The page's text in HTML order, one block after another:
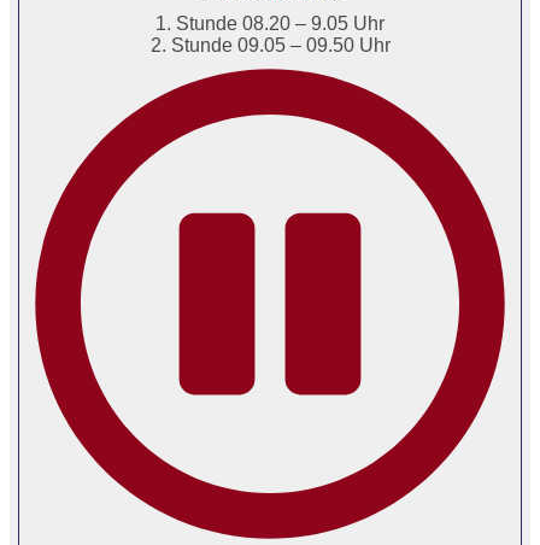
1. Stunde 08.20 – 9.05 Uhr
2. Stunde 09.05 – 09.50 Uhr